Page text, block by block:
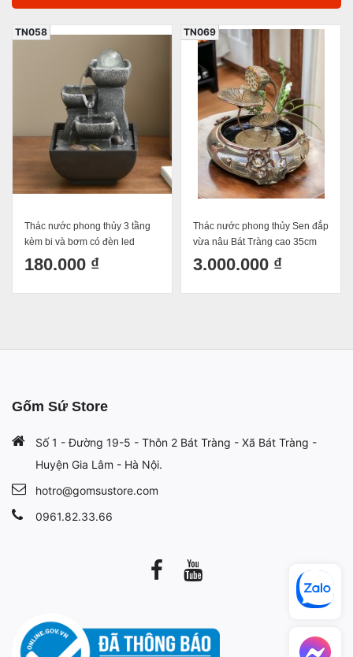
Thác nước phong thủy 3 tầng
kèm bi và bơm có đèn led
18x13x13cm mã 2366
180.000 ₫
TN058
Thác nước phong thủy Sen đắp
vừa nâu Bát Tràng cao 35cm
3.000.000 ₫
TN069
Gốm Sứ Store
Số 1 - Đường 19-5 - Thôn 2 Bát Tràng - Xã Bát Tràng -
Huyện Gia Lâm - Hà Nội.
hotro@gomsustore.com
0961.82.33.66